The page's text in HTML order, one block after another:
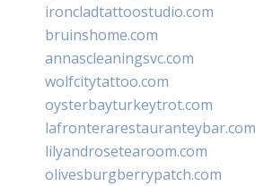
ironcladtattoostudio.com
bruinshome.com
annascleaningsvc.com
wolfcitytattoo.com
oysterbayturkeytrot.com
lafronterarestauranteybar.com
lilyandrosetearoom.com
olivesburgberrypatch.com